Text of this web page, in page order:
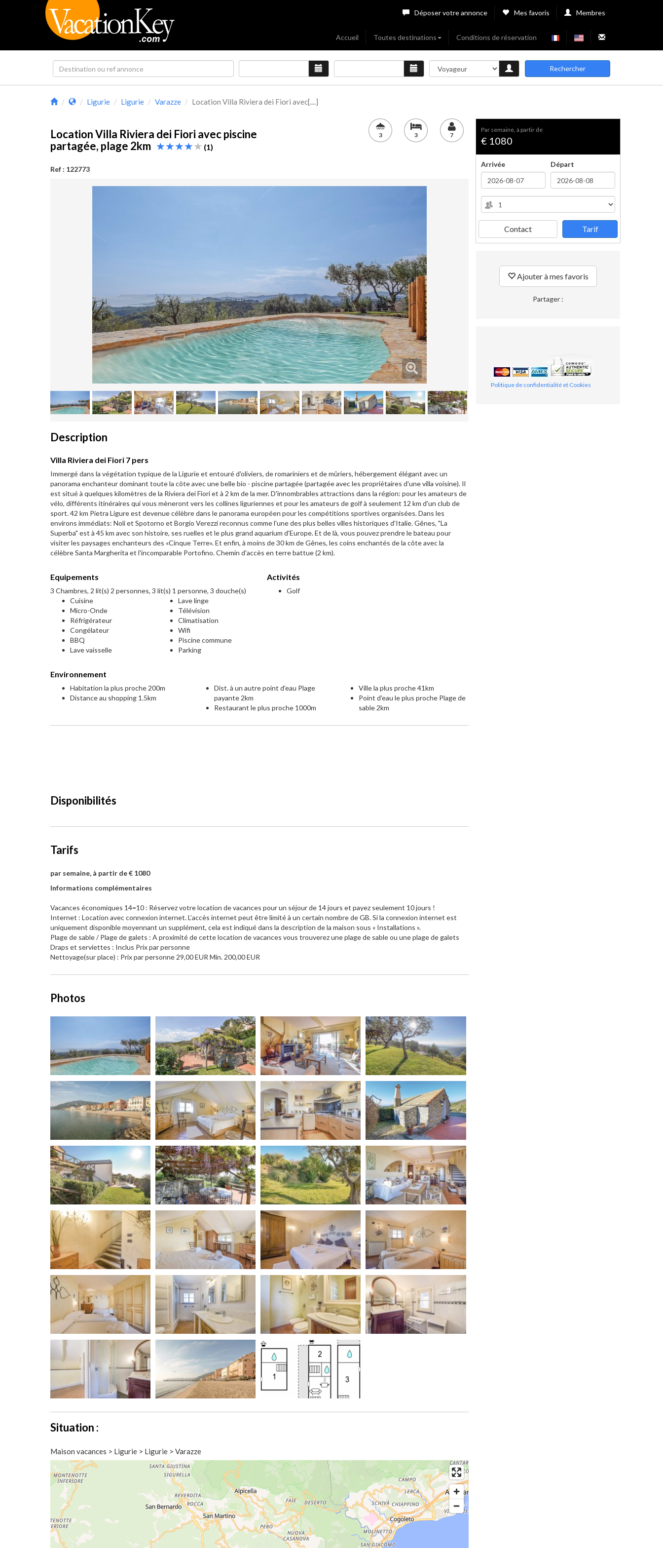
Déposer votre annonce Mes favoris Membres
Accueil Toutes destinations Conditions de réservation
Rechercher
Ligurie Ligurie Varazze Location Villa Riviera dei Fiori avec[....]
Location Villa Riviera dei Fiori avec piscine
partagée, plage 2km
(1)
Ref : 122773
3 3 7
Description
Villa Riviera dei Fiori 7 pers
Immergé dans la végétation typique de la Ligurie et entouré d'oliviers, de romariniers et de mûriers, hébergement élégant avec un
panorama enchanteur dominant toute la côte avec une belle bio - piscine partagée (partagée avec les propriétaires d'une villa voisine). Il
est situé à quelques kilomètres de la Riviera dei Fiori et à 2 km de la mer. D'innombrables attractions dans la région: pour les amateurs de
vélo, différents itinéraires qui vous mèneront vers les collines liguriennes et pour les amateurs de golf à seulement 12 km d'un club de
sport. 42 km Pietra Ligure est devenue célèbre dans le panorama européen pour les compétitions sportives organisées. Dans les
environs immédiats: Noli et Spotorno et Borgio Verezzi reconnus comme l'une des plus belles villes historiques d'Italie. Gênes, "La
Superba" est à 45 km avec son histoire, ses ruelles et le plus grand aquarium d'Europe. Et de là, vous pouvez prendre le bateau pour
visiter les paysages enchanteurs des «Cinque Terre». Et enfin, à moins de 30 km de Gênes, les coins enchantés de la côte avec la
célèbre Santa Margherita et l'incomparable Portofino. Chemin d'accès en terre battue (2 km).
Equipements
3 Chambres, 2 lit(s) 2 personnes, 3 lit(s) 1 personne, 3 douche(s)
Cuisine
Micro-Onde
Réfrigérateur
Congélateur
BBQ
Lave vaisselle
Lave linge
Télévision
Climatisation
Wifi
Piscine commune
Parking
Activités
Golf
Environnement
Habitation la plus proche 200m
Distance au shopping 1.5km
Dist. à un autre point d'eau Plage
payante 2km
Restaurant le plus proche 1000m
Ville la plus proche 41km
Point d'eau le plus proche Plage de
sable 2km
Disponibilités
Tarifs
par semaine, à partir de € 1080
Informations complémentaires
Vacances économiques 14=10 : Réservez votre location de vacances pour un séjour de 14 jours et payez seulement 10 jours !
Internet : Location avec connexion internet. L’accès internet peut être limité à un certain nombre de GB. Si la connexion internet est
uniquement disponible moyennant un supplément, cela est indiqué dans la description de la maison sous « Installations ».
Plage de sable / Plage de galets : A proximité de cette location de vacances vous trouverez une plage de sable ou une plage de galets
Draps et serviettes : Inclus Prix par personne
Nettoyage(sur place) : Prix par personne 29,00 EUR Min. 200,00 EUR
Photos
Situation :
Maison vacances > Ligurie > Ligurie > Varazze
par semaine, à partir de
€ 1080
Arrivée Départ
Contact Tarif
Ajouter à mes favoris
Partager :
Politique de confidentialité et Cookies